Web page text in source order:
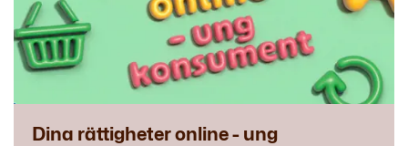
Dina rättigheter online - ung